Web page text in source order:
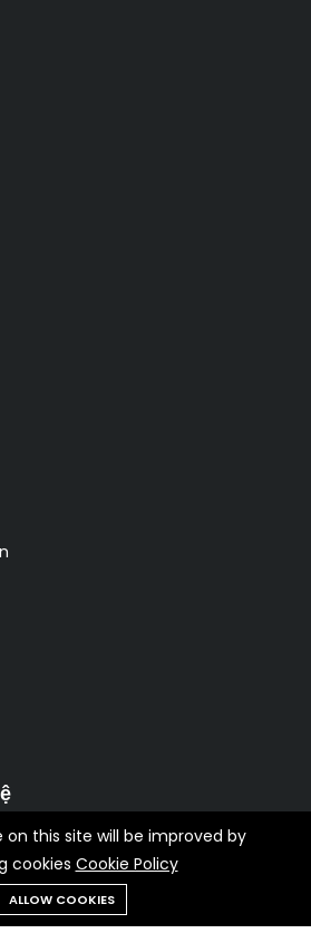
Đa, Hà Nội
on this site will be improved by
cookies Cookie Policy
ALLOW COOKIES